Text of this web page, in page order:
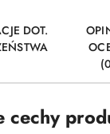
DOT.
cechy